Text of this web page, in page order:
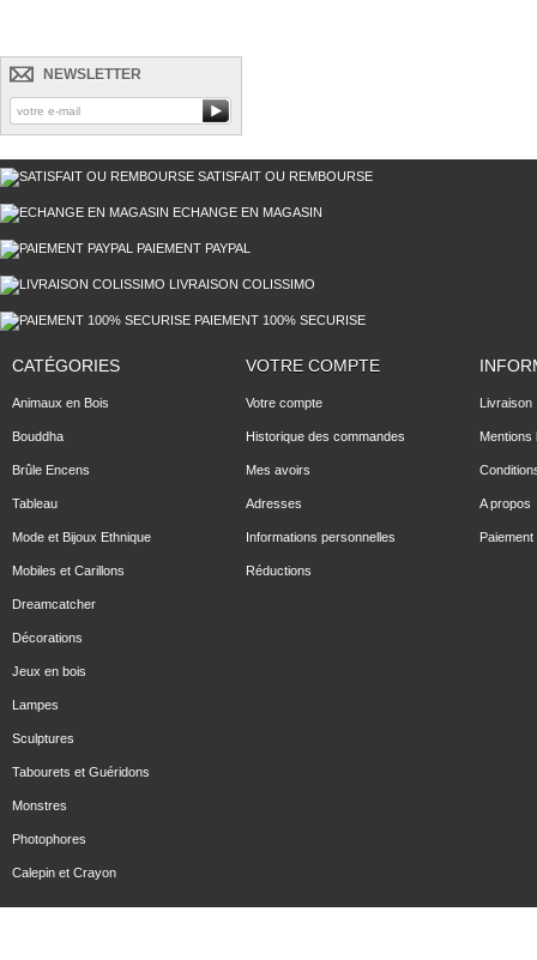
NEWSLETTER
SATISFAIT OU REMBOURSE
ECHANGE EN MAGASIN
PAIEMENT PAYPAL
LIVRAISON COLISSIMO
PAIEMENT 100% SECURISE
CATÉGORIES
Animaux en Bois
Bouddha
Brûle Encens
Tableau
Mode et Bijoux Ethnique
Mobiles et Carillons
Dreamcatcher
Décorations
Jeux en bois
Lampes
Sculptures
Tabourets et Guéridons
Monstres
Photophores
Calepin et Crayon
VOTRE COMPTE
Votre compte
Historique des commandes
Mes avoirs
Adresses
Informations personnelles
Réductions
Livraison
Mentions
A propos